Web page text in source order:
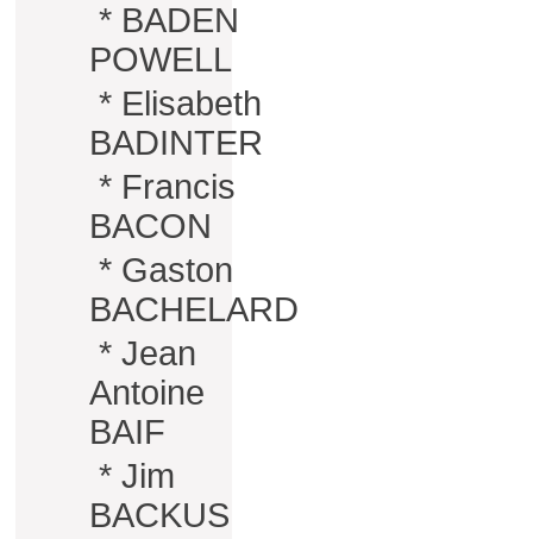
* BADEN
POWELL
* Elisabeth
BADINTER
* Francis
BACON
* Gaston
BACHELARD
* Jean
Antoine
BAIF
* Jim
BACKUS